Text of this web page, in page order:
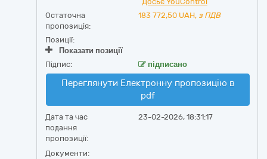
Остаточна
пропозиція:
183 772,50 UAH, з ПДВ
Позиції:
Показати позиції
Підпис:
підписано
Переглянути Електронну пропозицію в
pdf
Дата та час
подання
пропозиції:
23-02-2026, 18:31:17
Документи: